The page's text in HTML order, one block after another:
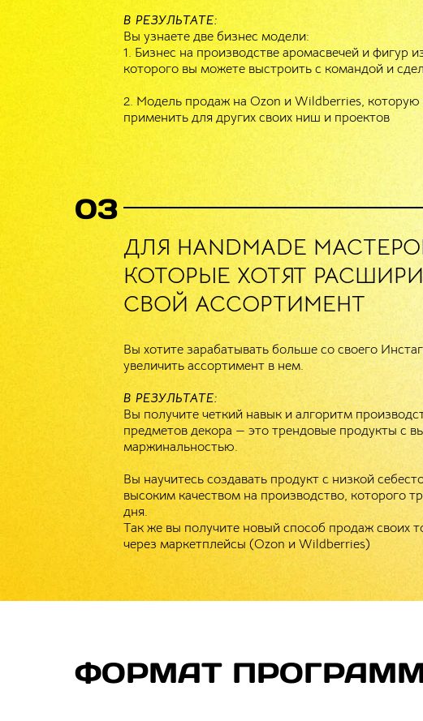
03
Вы хотите зарабатывать больше со своего
увеличить ассортимент в нем.
ДЛЯ HANDMADE
КОТОРЫЕ ХОТЯТ
СВОЙ АССОРТИМЕНТ
В РЕЗУЛЬТАТЕ:
Вы узнаете две бизнес модели:
1. Бизнес на производстве аромасвечей и фигур
которого вы можете выстроить с командой и
2. Модель продаж на Ozon и Wildberries,
применить для других своих ниш и проектов
В РЕЗУЛЬТАТЕ:
Вы получите четкий навык и алгоритм
предметов декора — это трендовые продукты с
маржинальностью.
Вы научитесь создавать продукт с низкой
высоким качеством на производство, которого
дня.
Так же вы получите новый способ продаж своих
через маркетплейсы (Ozon и Wildberries)
ФОРМАТ
ОНЛАЙН-РАЗБОРЫ
учеников курса,общие вопросы.
АКТУАЛЬНАЯ ИНФОРМАЦИЯ